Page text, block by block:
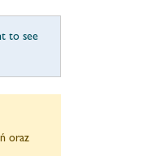
to see
oraz